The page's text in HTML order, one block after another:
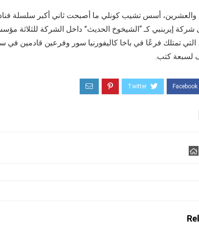
أسس تشيب كونلي ما أصبحت ثاني أكبر سلسلة
إيربنبي كـ “الشيخوخ الحديث” داخل الشركة للثلاثة
التي تمتلك فرعًا في باخا كاليفورنيا سور وفرعين قادمين
لسبعة كتب.